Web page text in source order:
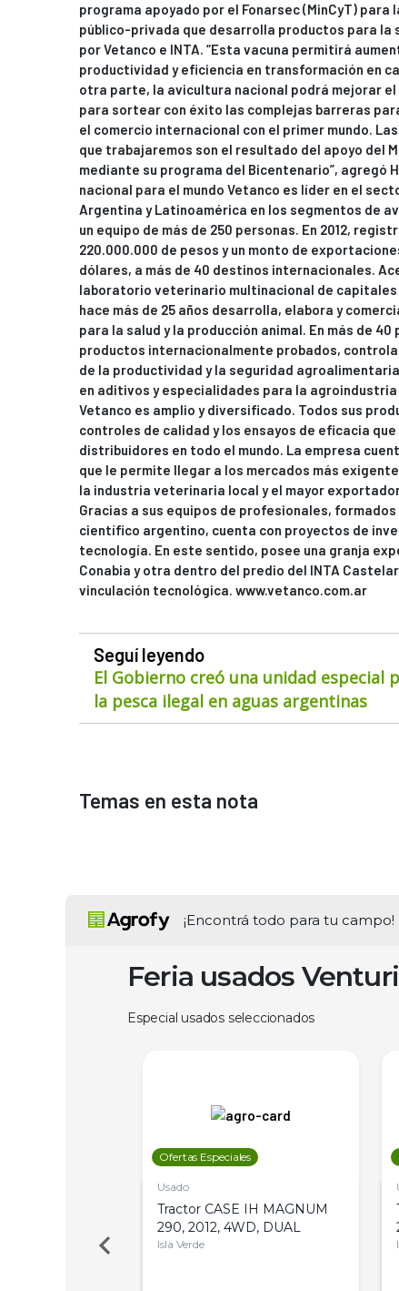
programa apoyado por el Fonarsec (MinCyT) para
público-privada que desarrolla productos para la
por Vetanco e INTA. “Esta vacuna permitirá
productividad y eficiencia en transformación en
otra parte, la avicultura nacional podrá mejorar
para sortear con éxito las complejas barreras
el comercio internacional con el primer mundo.
que trabajaremos son el resultado del apoyo del
mediante su programa del Bicentenario”, agregó
nacional para el mundo Vetanco es líder en el
Argentina y Latinoamérica en los segmentos de
un equipo de más de 250 personas. En 2012,
220.000.000 de pesos y un monto de
dólares, a más de 40 destinos internacionales.
laboratorio veterinario multinacional de capitales
hace más de 25 años desarrolla, elabora y
para la salud y la producción animal. En más de
productos internacionalmente probados,
de la productividad y la seguridad
en aditivos y especialidades para la
Vetanco es amplio y diversificado. Todos sus
controles de calidad y los ensayos de eficacia
distribuidores en todo el mundo. La empresa
que le permite llegar a los mercados más
la industria veterinaria local y el mayor
Gracias a sus equipos de profesionales,
científico argentino, cuenta con proyectos de
tecnología. En este sentido, posee una granja
Conabia y otra dentro del predio del INTA
vinculación tecnológica. www.vetanco.com.ar
Seguí leyendo
El Gobierno creó una unidad especial
la pesca ilegal en aguas argentinas
Temas en esta nota
¡Encontrá todo para tu campo!
Feria usados
Especial usados seleccionados
Ofertas Especiales
Usado
Tractor CASE IH MAGNUM
290, 2012, 4WD, DUAL
Isla Verde